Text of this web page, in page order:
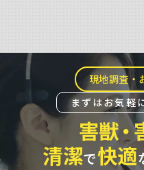
現地調査・
まずはお気軽
害獣・
清潔で快適